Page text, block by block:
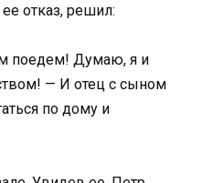
отказ, решил:
поедем! Думаю, я и
— И отец с сыном
по дому и